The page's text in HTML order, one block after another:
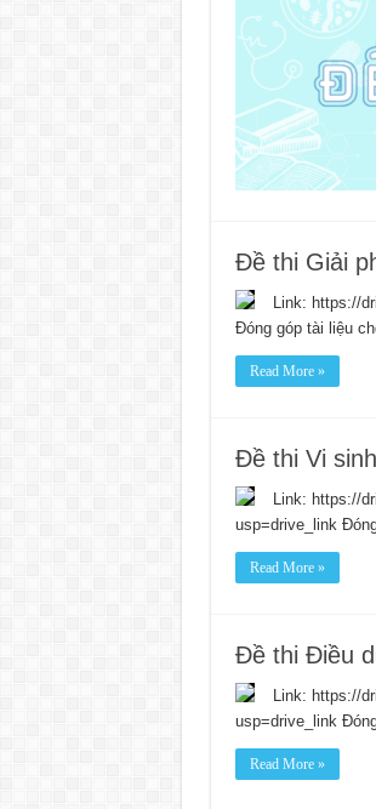
Đề thi Giải
Link: https://
Đóng góp tài liệu
Read More »
Đề thi Vi
Link: https://
usp=drive_link
Read More »
Đề thi Điều
Link: https://
usp=drive_link
Read More »